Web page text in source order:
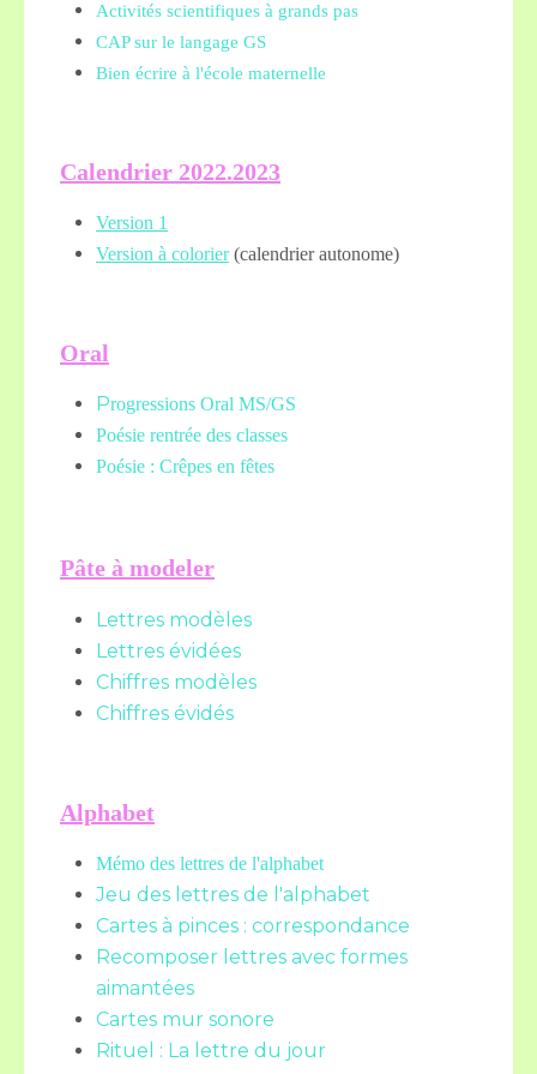
Activités scientifiques à grands pas
CAP sur le langage GS
Bien écrire à l'école maternelle
Calendrier 2022.2023
Version 1
Version à colorier(calendrier autonome)
Oral
Progressions Oral MS/GS
Poésie rentrée des classes
Poésie : Crêpes en fêtes
Pâte à modeler
Lettres modèles
Lettres évidées
Chiffres modèles
Chiffres évidés
Alphabet
Mémo des lettres de l'alphabet
Jeu des lettres de l'alphabet
Cartes à pinces : correspondance
Recomposer lettres avec formes
aimantées
Cartes mur sonore
Rituel : La lettre du jour